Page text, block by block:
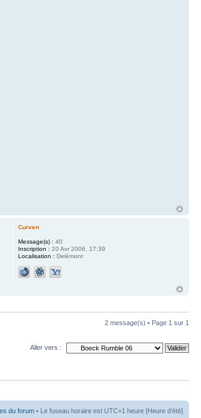
Curven
Message(s) : 40
Inscription : 20 Avr 2006, 17:39
Localisation : Delémont
2 message(s) • Page 1 sur 1
Aller vers :
du forum • Le fuseau horaire est UTC+1 heure [Heure d’été]